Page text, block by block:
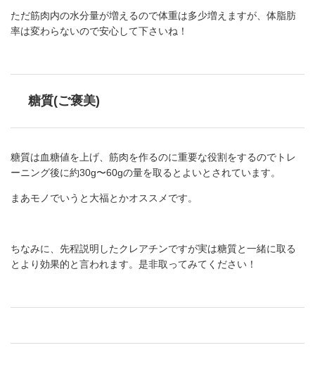
ただ筋肉内の水分量が増えるので体重は多少増えますが、体脂肪
率は変わらないので安心して下さいね！
糖質(ご褒美)
糖質は血糖値を上げ、筋肉を作るのに重要な役割をするのでトレ
ーニング後に約30g〜60gの量を取るとよいとされています。
まあモノでいうと大福とかオススメです。
ちなみに、先程説明したクレアチンですが実は糖質と一緒に取る
とより効果的と言われます。是非取ってみてください！